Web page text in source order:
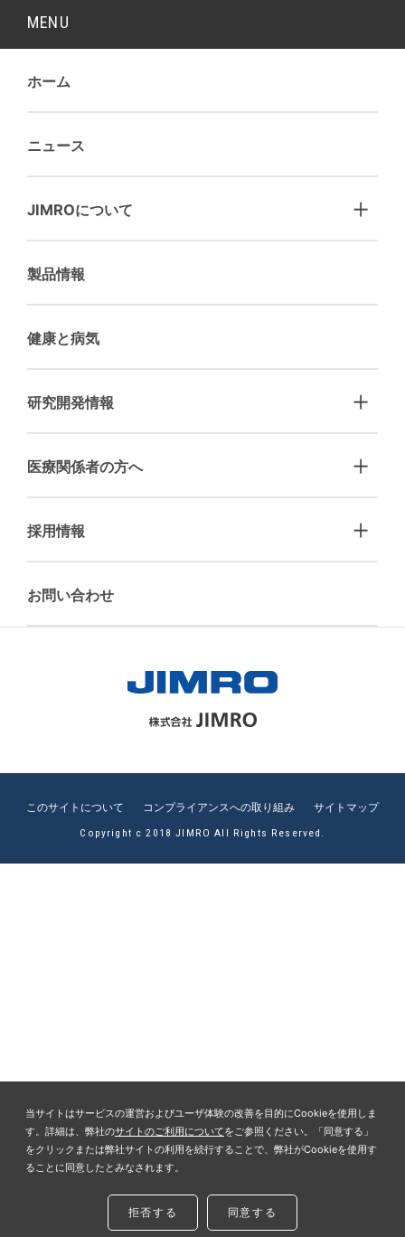
MENU
ホーム
ニュース
JIMROについて
製品情報
健康と病気
研究開発情報
医療関係者の方へ
採用情報
お問い合わせ
このサイトについて コンプライアンスへの取り組み
サイトマップ
Copyright c 2018 JIMRO All Rights Reserved.
当サイトはサービスの運営およびユーザ体験の改善を目的にCookieを使用しま
す。詳細は、弊社のサイトのご利用についてをご参照ください。「同意する」
をクリックまたは弊社サイトの利用を続行することで、弊社がCookieを使用す
ることに同意したとみなされます。
拒否する 同意する